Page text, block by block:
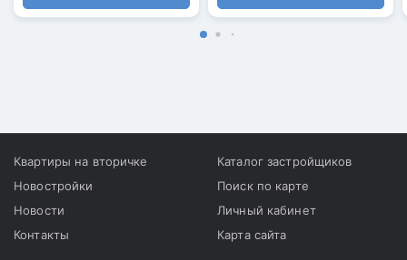
Квартиры на вторичке
Новостройки
Новости
Контакты
Каталог застройщиков
Поиск по карте
Личный кабинет
Карта сайта